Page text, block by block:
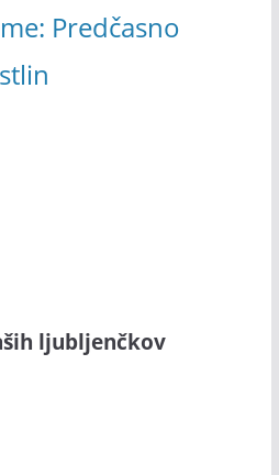
Predčasno
ljubljenčkov